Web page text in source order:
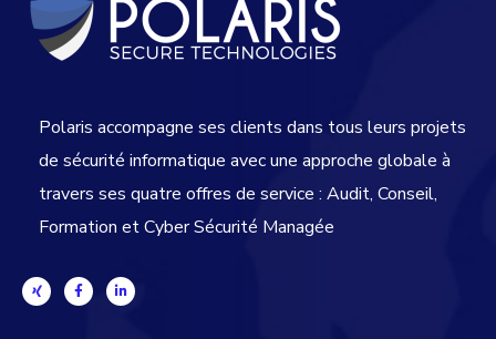
Polaris accompagne ses clients dans tous leurs projets
de sécurité informatique avec une approche globale à
travers ses quatre offres de service : Audit, Conseil,
Formation et Cyber Sécurité Managée